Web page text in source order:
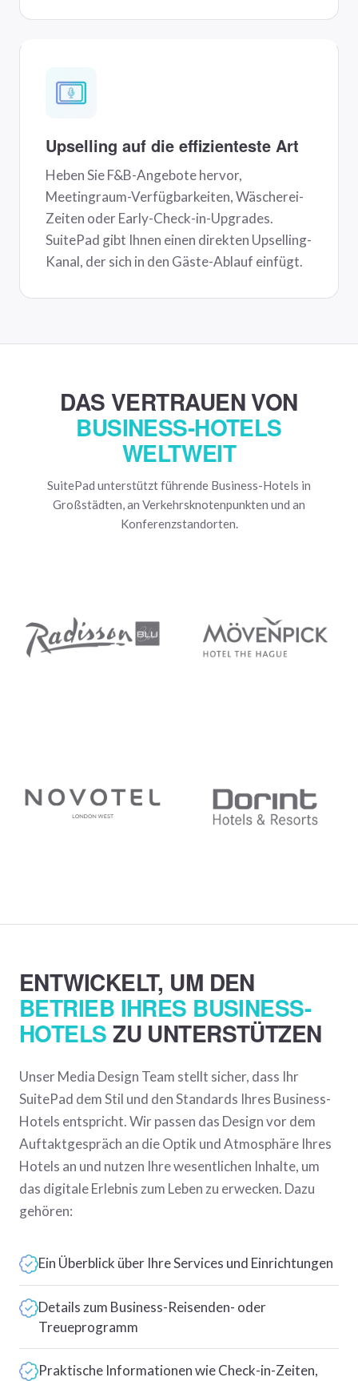
Upselling auf die effizienteste Art
Heben Sie F&B-Angebote hervor,
Meetingraum-Verfügbarkeiten, Wäscherei-
Zeiten oder Early-Check-in-Upgrades.
SuitePad gibt Ihnen einen direkten Upselling-
Kanal, der sich in den Gäste-Ablauf einfügt.
DAS VERTRAUEN VON
BUSINESS-HOTELS
WELTWEIT
SuitePad unterstützt führende Business-Hotels in
Großstädten, an Verkehrsknotenpunkten und an
Konferenzstandorten.
ENTWICKELT, UM DEN
BETRIEB IHRES BUSINESS-
HOTELSZU UNTERSTÜTZEN
Unser Media Design Team stellt sicher, dass Ihr
SuitePad dem Stil und den Standards Ihres Business-
Hotels entspricht. Wir passen das Design vor dem
Auftaktgespräch an die Optik und Atmosphäre Ihres
Hotels an und nutzen Ihre wesentlichen Inhalte, um
das digitale Erlebnis zum Leben zu erwecken. Dazu
gehören:
Ein Überblick über Ihre Services und Einrichtungen
Details zum Business-Reisenden- oder
Treueprogramm
Praktische Informationen wie Check-in-Zeiten,